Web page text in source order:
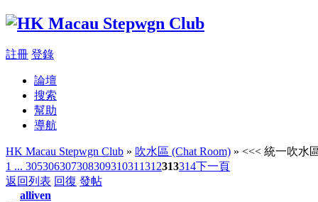
註冊 登錄
論壇
搜索
幫助
導航
HK Macau Stepwgn Club » 吹水區 (Chat Room) » <<< 統一吹水
1 ... 305306307308309310311312313314下一頁
返回列表 回復 發帖
alliven